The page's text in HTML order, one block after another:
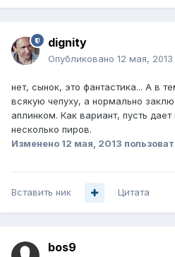
dignity
Опубликовано 12 мая, 2013
нет, сынок, это фантастика... А в
всякую чепуху, а нормально
аплинком. Как вариант, пусть
несколько пиров.
Изменено 12 мая, 2013
Вставить ник Цитата
bos9